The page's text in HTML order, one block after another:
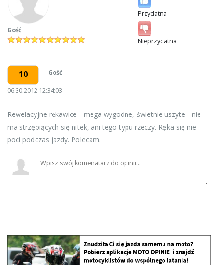
Gość
Przydatna
Nieprzydatna
10 Gość
06.30.2012 12:34:03
Rewelacyjne rękawice - mega wygodne, świetnie uszyte - nie
ma strzępiących się nitek, ani tego typu rzeczy. Ręka się nie
poci podczas jazdy. Polecam.